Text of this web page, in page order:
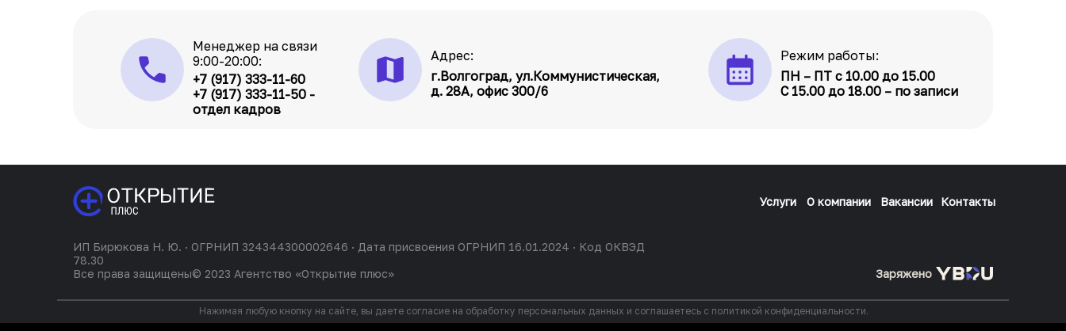
Режим работы:
ПН – ПТ с 10.00 до 15.00
С 15.00 до 18.00 – по записи
Менеджер на связи
9:00-20:00:
+7 (917) 333-11-60
+7 (917) 333-11-50 -
отдел кадров
Адрес:
г.Волгоград, ул.Коммунистическая,
д. 28А, офис 300/6
Услуги Вакансии Контакты
О компании
Все права защищены© 2023 Агентство «Открытие плюс»
Нажимая любую кнопку на сайте, вы даете согласие на обработку персональных данных и соглашаетесь с политикой конфиденциальности.
Заряжено
ИП Бирюкова Н. Ю. · ОГРНИП 324344300002646 · Дата присвоения ОГРНИП 16.01.2024 · Код ОКВЭД
78.30